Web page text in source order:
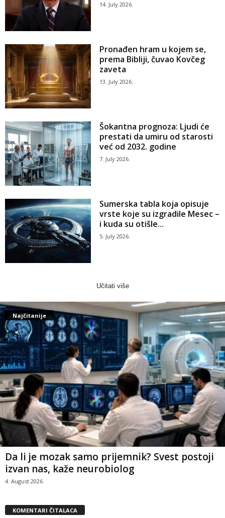
14. July 2026.
Pronađen hram u kojem se,
prema Bibliji, čuvao Kovčeg
zaveta
13. July 2026.
Šokantna prognoza: Ljudi će
prestati da umiru od starosti
već od 2032. godine
7. July 2026.
Sumerska tabla koja opisuje
vrste koje su izgradile Mesec –
i kuda su otišle...
5. July 2026.
Učitati više
Najčitanije
Da li je mozak samo prijemnik? Svest postoji
izvan nas, kaže neurobiolog
4. August 2026.
KOMENTARI ČITALACA